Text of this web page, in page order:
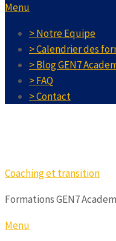
Menu
> Notre Equipe
> Calendrier des
> Blog GEN7
> FAQ
> Contact
Coaching et transition
Formations GEN7
Menu